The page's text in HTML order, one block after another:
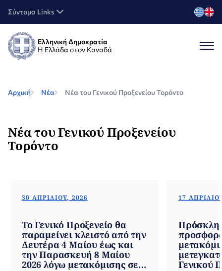
Σύντομα Links
Ελληνική Δημοκρατία
Η Ελλάδα στον Καναδά
Αρχική Νέα Νέα του Γενικού Προξενείου Τορόντο
Νέα του Γενικού Προξενείου
Τορόντο
30 ΑΠΡΙΛΊΟΥ, 2026
Το Γενικό Προξενείο θα
παραμείνει κλειστό από την
Δευτέρα 4 Μαίου έως και
την Παρασκευή 8 Μαίου
2026 λόγω μετακόμισης σε
17
Γενικού